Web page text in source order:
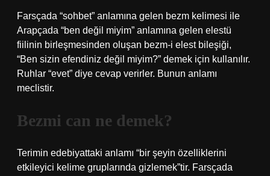
Farsçada “sohbet” anlamına gelen bezm kelimesi ile
Arapçada “ben değil miyim” anlamına gelen elestü
fiilinin birleşmesinden oluşan bezm-i elest bileşiği,
“Ben sizin efendiniz değil miyim?” demek için kullanılır.
Ruhlar “evet” diye cevap verirler. Bunun anlamı
meclistir.
Bezmi can ne demek?
Terimin edebiyattaki anlamı “bir şeyin özelliklerini
etkileyici kelime gruplarında gizlemek”tir. Farsçada